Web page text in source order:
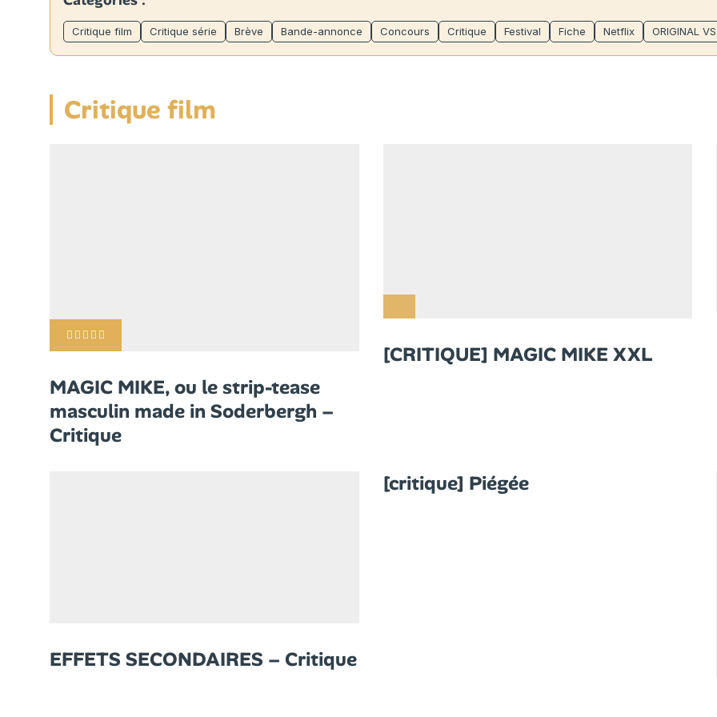
Critique film Critique série Brève Bande-annonce Concours Critique Festival Fiche Netflix ORIGINAL
Critique film
MAGIC MIKE, ou le strip-tease
masculin made in Soderbergh –
Critique
[CRITIQUE] MAGIC MIKE XXL
EFFETS SECONDAIRES – Critique
[critique] Piégée